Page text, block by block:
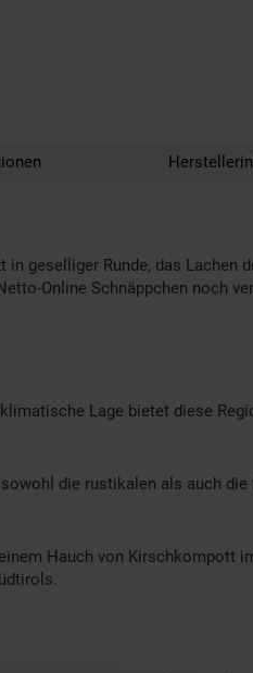
geselliger Runde, das Lachen
Online Schnäppchen noch
Lage bietet diese
die rustikalen als auch
Hauch von Kirschkompott